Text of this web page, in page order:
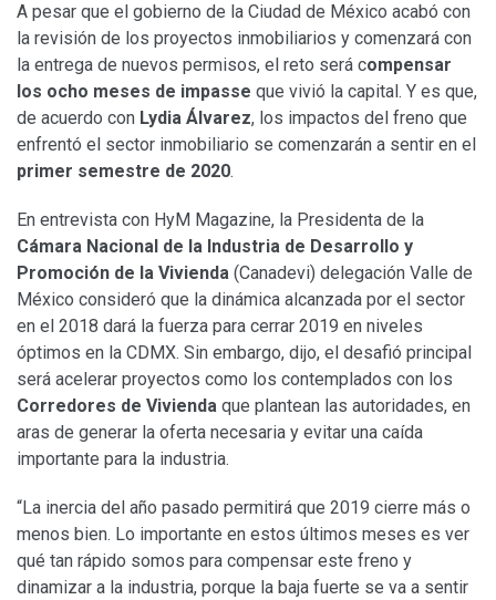
A pesar que el gobierno de la Ciudad de México acabó con
la revisión de los proyectos inmobiliarios y comenzará con
la entrega de nuevos permisos, el reto será compensar
los ocho meses de impasse que vivió la capital. Y es que,
de acuerdo con Lydia Álvarez, los impactos del freno que
enfrentó el sector inmobiliario se comenzarán a sentir en el
primer semestre de 2020.
En entrevista con HyM Magazine, la Presidenta de la
Cámara Nacional de la Industria de Desarrollo y
Promoción de la Vivienda (Canadevi) delegación Valle de
México consideró que la dinámica alcanzada por el sector
en el 2018 dará la fuerza para cerrar 2019 en niveles
óptimos en la CDMX. Sin embargo, dijo, el desafió principal
será acelerar proyectos como los contemplados con los
Corredores de Vivienda que plantean las autoridades, en
aras de generar la oferta necesaria y evitar una caída
importante para la industria.
“La inercia del año pasado permitirá que 2019 cierre más o
menos bien. Lo importante en estos últimos meses es ver
qué tan rápido somos para compensar este freno y
dinamizar a la industria, porque la baja fuerte se va a sentir